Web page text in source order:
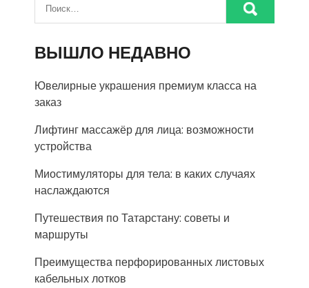
ВЫШЛО НЕДАВНО
Ювелирные украшения премиум класса на
заказ
Лифтинг массажёр для лица: возможности
устройства
Миостимуляторы для тела: в каких случаях
наслаждаются
Путешествия по Татарстану: советы и
маршруты
Преимущества перфорированных листовых
кабельных лотков